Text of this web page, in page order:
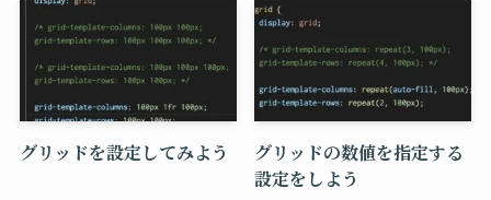
グリッドを設定してみよう
グリッドの数値を指定する
設定をしよう